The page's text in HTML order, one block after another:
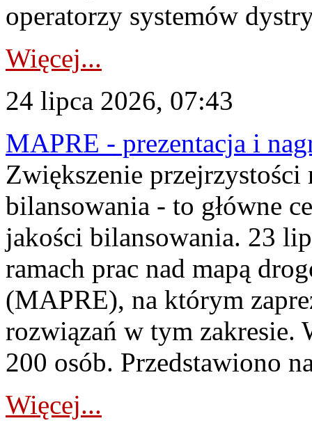
operatorzy systemów
Więcej...
24 lipca 2026, 07:43
MAPRE - prezentacja i
Zwiększenie
bilansowania - to główne
jakości bilansowania. 23
ramach prac nad mapą
(MAPRE), na którym
rozwiązań w tym zakresie.
200 osób. Przedstawiono
Więcej...